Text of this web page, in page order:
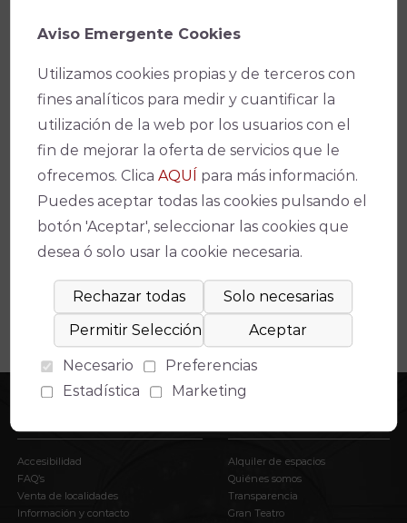
Facebook
X WhatsApp
EmailCopy
Link
Espectáculos relacionados
No se ha encontrado un evento relacionado.
Accesibilidad
FAQ’s
Venta de localidades
Información y contacto
Alquiler de espacios
Quiénes somos
Transparencia
Gran Teatro
Aviso Emergente Cookies
Utilizamos cookies propias y de terceros con
fines analíticos para medir y cuantificar la
utilización de la web por los usuarios con el
fin de mejorar la oferta de servicios que le
ofrecemos. ClicaAQUÍ para más información.
Puedes aceptar todas las cookies pulsando el
botón 'Aceptar', seleccionar las cookies que
desea ó solo usar la cookie necesaria.
Necesario
Preferencias
Estadística
Marketing